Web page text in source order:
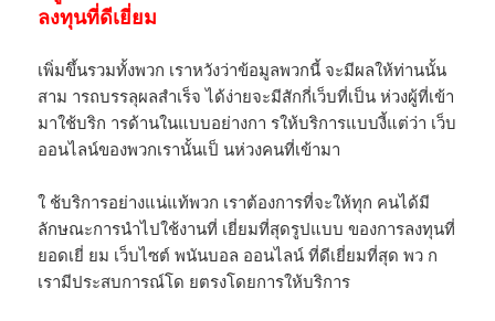
ลงทุนที่ดีเยี่ยม
เพิ่มขึ้นรวมทั้งพวก เราหวังว่าข้อมูลพวกนี้ จะมีผลให้ท่านนั้น
สาม ารถบรรลุผลสำเร็จ ได้ง่ายจะมีสักกี่เว็บที่เป็น ห่วงผู้ที่เข้า
มาใช้บริก ารด้านในแบบอย่างกา รให้บริการแบบงี้แต่ว่า เว็บ
ออนไลน์ของพวกเรานั้นเป็ นห่วงคนที่เข้ามา
ใ ช้บริการอย่างแน่แท้พวก เราต้องการที่จะให้ทุก คนได้มี
ลักษณะการนำไปใช้งานที่ เยี่ยมที่สุดรูปแบบ ของการลงทุนที่
ยอดเยี่ ยม เว็บไซต์ พนันบอล ออนไลน์ ที่ดีเยี่ยมที่สุด พว ก
เรามีประสบการณ์โด ยตรงโดยการให้บริการ